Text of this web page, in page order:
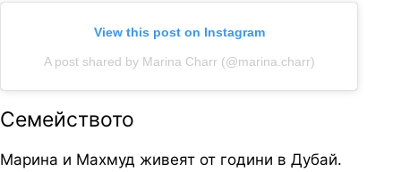
View this post on Instagram
A post shared by Marina Charr (@marina.charr)
Семейството
Марина и Махмуд живеят от години в Дубай.